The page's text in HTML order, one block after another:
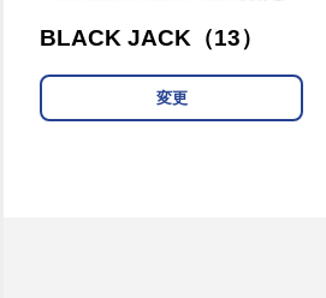
BLACK JACK（13）
変更